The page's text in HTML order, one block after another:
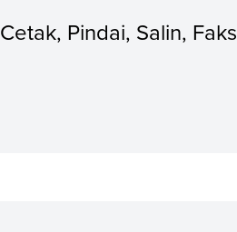
Cetak, Pindai, Salin, Faks